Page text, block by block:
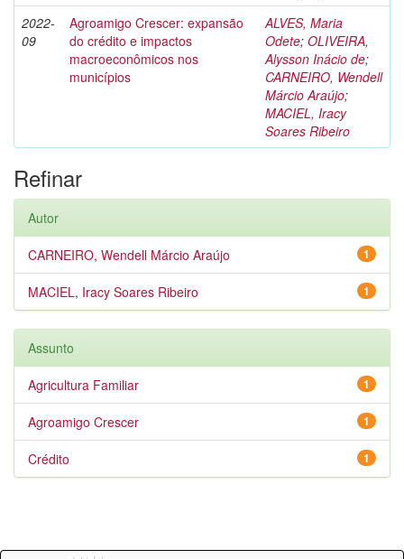
2022-
09
Agroamigo Crescer: expansão
do crédito e impactos
macroeconômicos nos
municípios
ALVES, Maria
Odete; OLIVEIRA,
Alysson Inácio de;
CARNEIRO, Wendell
Márcio Araújo;
MACIEL, Iracy
Soares Ribeiro
Refinar
Autor
1
CARNEIRO, Wendell Márcio Araújo
1
MACIEL, Iracy Soares Ribeiro
Assunto
1
Agricultura Familiar
1
Agroamigo Crescer
1
Crédito